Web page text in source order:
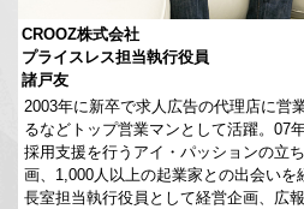
CROOZ株式会社
プライスレス担当執行役員
諸戸友
2003年に新卒で求人広告の代理店に営
るなどトップ営業マンとして活躍。07
採用支援を行うアイ・パッションの立
画、1,000人以上の起業家との出会いを
長室担当執行役員として経営企画、広